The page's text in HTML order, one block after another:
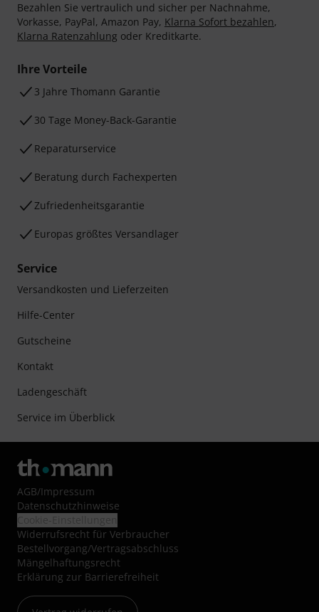
Bezahlen Sie vertraulich und sicher per Nachnahme,
Vorkasse, PayPal, Amazon Pay, Klarna Sofort bezahlen,
Klarna Ratenzahlung oder Kreditkarte.
Ihre Vorteile
3 Jahre Thomann Garantie
30 Tage Money-Back-Garantie
Reparaturservice
Beratung durch Fachexperten
Zufriedenheitsgarantie
Europas größtes Versandlager
Service
Versandkosten und Lieferzeiten
Hilfe-Center
Gutscheine
Kontakt
Ladengeschäft
Service im Überblick
AGB/Impressum
Datenschutzhinweise
Widerrufsrecht für Verbraucher
Bestellvorgang/Vertragsabschluss
Mängelhaftungsrecht
Erklärung zur Barrierefreiheit